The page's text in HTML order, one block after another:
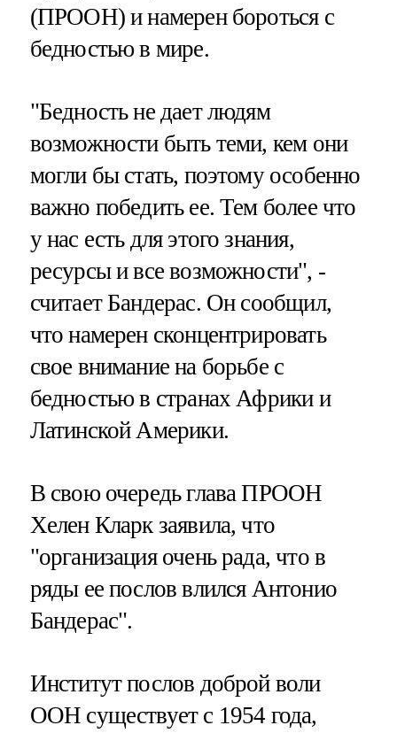
(ПРООН) и намерен бороться с
бедностью в мире.
"Бедность не дает людям
возможности быть теми, кем они
могли бы стать, поэтому особенно
важно победить ее. Тем более что
у нас есть для этого знания,
ресурсы и все возможности", -
считает Бандерас. Он сообщил,
что намерен сконцентрировать
свое внимание на борьбе с
бедностью в странах Африки и
Латинской Америки.
В свою очередь глава ПРООН
Хелен Кларк заявила, что
"организация очень рада, что в
ряды ее послов влился Антонио
Бандерас".
Институт послов доброй воли
ООН существует с 1954 года,